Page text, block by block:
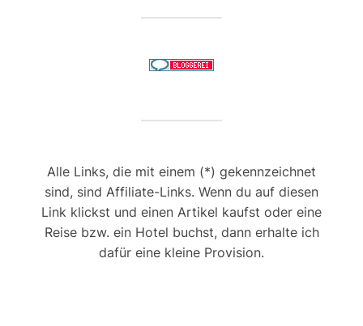
Alle Links, die mit einem (*) gekennzeichnet
sind, sind Affiliate-Links. Wenn du auf diesen
Link klickst und einen Artikel kaufst oder eine
Reise bzw. ein Hotel buchst, dann erhalte ich
dafür eine kleine Provision.